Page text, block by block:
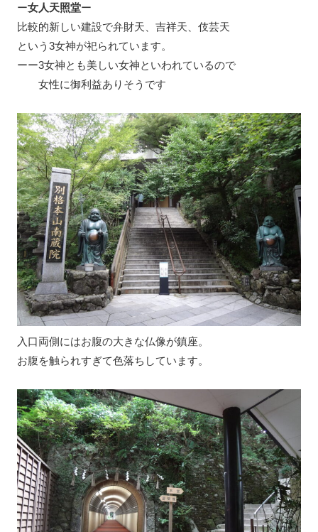
ー女人天照堂ー
比較的新しい建設で弁財天、吉祥天、伎芸天
という3女神が祀られています。
ーー3女神とも美しい女神といわれているので
女性に御利益ありそうです
入口両側にはお腹の大きな仏像が鎮座。
お腹を触られすぎて色落ちしています。